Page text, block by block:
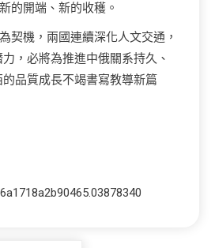
的開端、新的收穫。
契機，兩國連續深化人文交通，
，必將為推進中俄關系持久、
品質成長不竭書寫教導新篇